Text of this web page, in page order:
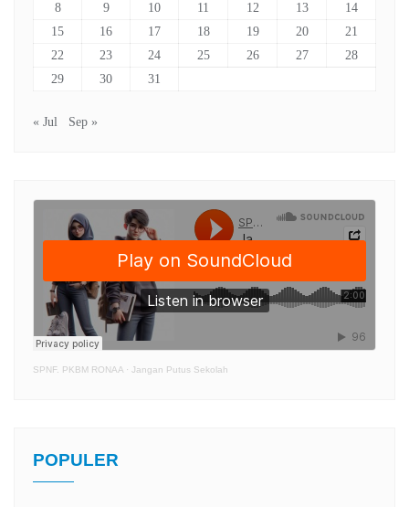
8
9 10 11 12 13
14
15
16 17 18 19 20
21
22
23 24 25 26 27
28
29
30 31
« Jul Sep »
SPNF. PKBM RONAA · Jangan Putus Sekolah
POPULER